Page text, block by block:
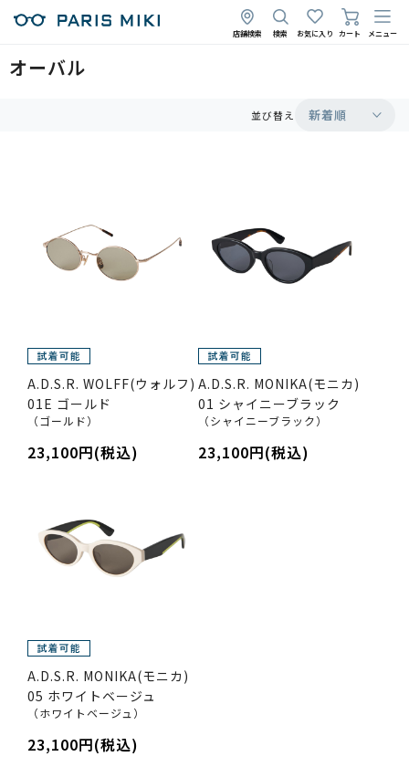
店舗検索 検索 お気に入り カート メニュー
オーバル
並び替え 新着順
A.D.S.R. WOLFF(ウォルフ)
01E ゴールド
（ゴールド）
23,100円(税込)
A.D.S.R. MONIKA(モニカ)
01 シャイニーブラック
（シャイニーブラック）
23,100円(税込)
A.D.S.R. MONIKA(モニカ)
05 ホワイトベージュ
（ホワイトベージュ）
23,100円(税込)